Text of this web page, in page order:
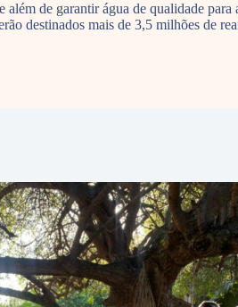
de garantir água de qualidade
destinados mais de 3,5 milhões de